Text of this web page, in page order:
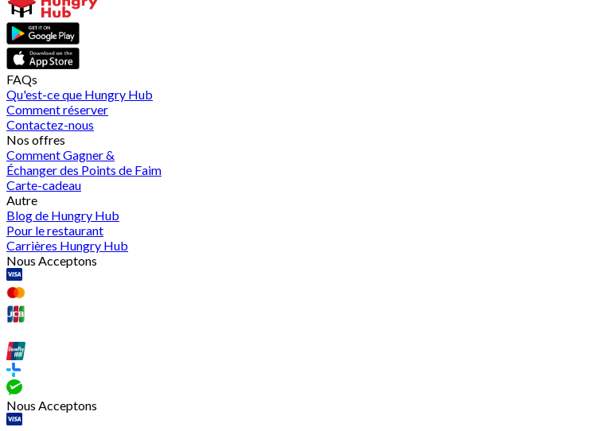
FAQs
Qu'est-ce que Hungry Hub
Comment réserver
Contactez-nous
Nos offres
Comment Gagner &
Échanger des Points de Faim
Carte-cadeau
Autre
Blog de Hungry Hub
Pour le restaurant
Carrières Hungry Hub
Nous Acceptons
Nous Acceptons